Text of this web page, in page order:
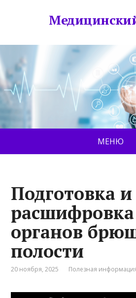
МЕНЮ
Подготовка и
органов
полости
20 ноября, 2025 Полезная